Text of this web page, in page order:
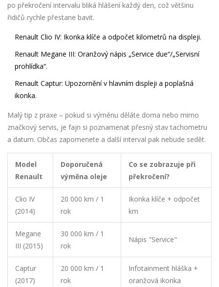
po překročení intervalu bliká hlášení každý den, což většinu
řidičů rychle přestane bavit.
Renault Clio IV: Ikonka klíče a odpočet kilometrů na displeji.
Renault Megane III: Oranžový nápis „Service due“/„Servisní
prohlídka“.
Renault Captur: Upozornění v hlavním displeji a poplašná
ikonka.
Malý tip z praxe – pokud si výměnu děláte doma nebo mimo
značkový servis, je fajn si poznamenat přesný stav tachometru
a datum. Občas zapomenete a další interval pak nebude sedět.
Model
Renault
Doporučená
výměna oleje
Co se zobrazuje při
překročení?
Clio IV
(2014)
20 000 km / 1
rok
Ikonka klíče + odpočet
km
Megane
III (2015)
30 000 km / 1
rok
Nápis "Service"
Captur
(2017)
20 000 km / 1
rok
Infotainment hláška +
oranžová ikonka